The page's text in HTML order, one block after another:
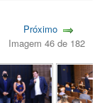
Próximo
Imagem 46 de 182